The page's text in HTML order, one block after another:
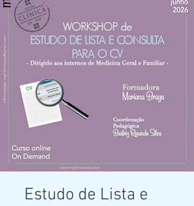
Estudo de Lista e